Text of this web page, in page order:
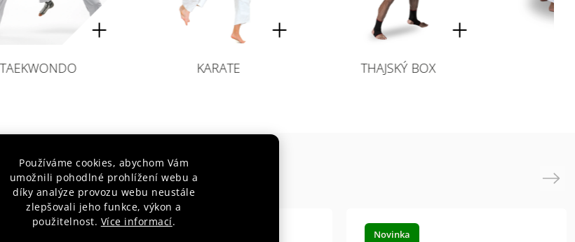
Používáme cookies, abychom Vám
umožnili pohodlné prohlížení webu a
díky analýze provozu webu neustále
zlepšovali jeho funkce, výkon a
použitelnost. Více informací.
Novinky
Novinka
Next